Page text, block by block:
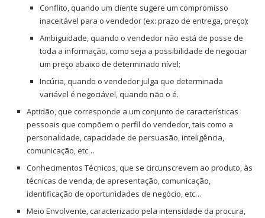
Conflito, quando um cliente sugere um compromisso
inaceitável para o vendedor (ex: prazo de entrega, preço);
Ambiguidade, quando o vendedor não está de posse de
toda a informação, como seja a possibilidade de negociar
um preço abaixo de determinado nível;
Incúria, quando o vendedor julga que determinada
variável é negociável, quando não o é.
Aptidão, que corresponde a um conjunto de características
pessoais que compõem o perfil do vendedor, tais como a
personalidade, capacidade de persuasão, inteligência,
comunicação, etc…
Conhecimentos Técnicos, que se circunscrevem ao produto, às
técnicas de venda, de apresentação, comunicação,
identificação de oportunidades de negócio, etc…
Meio Envolvente, caracterizado pela intensidade da procura,